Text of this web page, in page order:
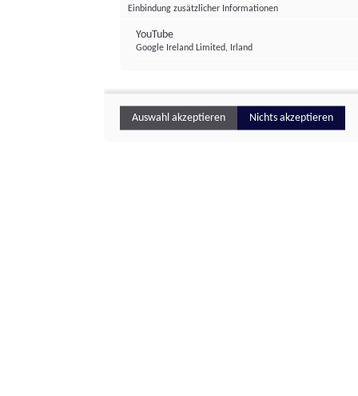
Einbindung zusätzlicher Informationen
YouTube
Google Ireland Limited, Irland
Auswahl akzeptieren Nichts akzeptieren